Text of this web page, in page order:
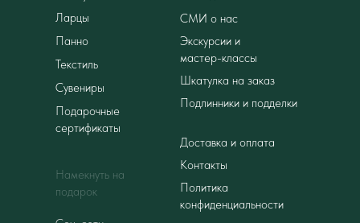
Ларцы
Панно
Текстиль
Сувениры
Подарочные
сертификаты
Намекнуть на
подарок
Контакты
Экскурсии и
мастер-классы
Подлинники и подделки
Доставка и оплата
Шкатулка на заказ
Политика
конфиденциальности
СМИ о нас